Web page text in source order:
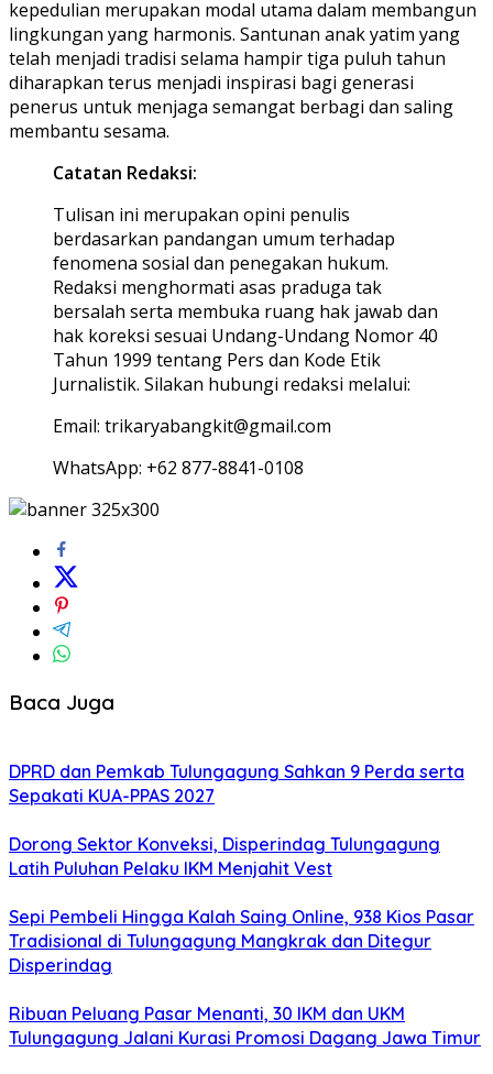
kepedulian merupakan modal utama dalam membangun
lingkungan yang harmonis. Santunan anak yatim yang
telah menjadi tradisi selama hampir tiga puluh tahun
diharapkan terus menjadi inspirasi bagi generasi
penerus untuk menjaga semangat berbagi dan saling
membantu sesama.
Catatan Redaksi:
Tulisan ini merupakan opini penulis
berdasarkan pandangan umum terhadap
fenomena sosial dan penegakan hukum.
Redaksi menghormati asas praduga tak
bersalah serta membuka ruang hak jawab dan
hak koreksi sesuai Undang-Undang Nomor 40
Tahun 1999 tentang Pers dan Kode Etik
Jurnalistik. Silakan hubungi redaksi melalui:
Email: trikaryabangkit@gmail.com
WhatsApp: +62 877-8841-0108
Baca Juga
DPRD dan Pemkab Tulungagung Sahkan 9 Perda serta
Sepakati KUA-PPAS 2027
Dorong Sektor Konveksi, Disperindag Tulungagung
Latih Puluhan Pelaku IKM Menjahit Vest
Sepi Pembeli Hingga Kalah Saing Online, 938 Kios Pasar
Tradisional di Tulungagung Mangkrak dan Ditegur
Disperindag
Ribuan Peluang Pasar Menanti, 30 IKM dan UKM
Tulungagung Jalani Kurasi Promosi Dagang Jawa Timur